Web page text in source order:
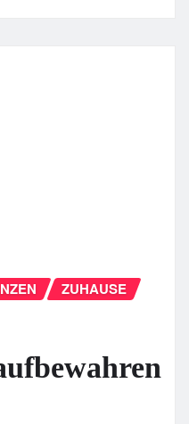
ZUHAUSE